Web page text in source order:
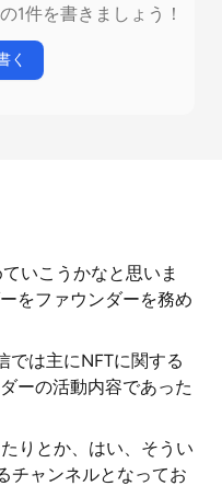
1件を書きましょう！
く
いこうかなと思いま
をファウンダーを務め
では主にNFTに関する
ーの活動内容であった
りとか、はい、そうい
チャンネルとなってお